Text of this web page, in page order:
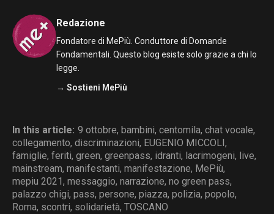
Redazione
Fondatore di MePiù. Conduttore di Domande
Fondamentali. Questo blog esiste solo grazie a chi lo
legge.
→ Sostieni MePiù
In this article: 9 ottobre, bambini, centomila, chat vocale,
collegamento, discriminazioni, EUGENIO MICCOLI,
famiglie, feriti, green, greenpass, idranti, lacrimogeni, live,
mainstream, manifestanti, manifestazione, MePiù,
mepiu 2021, messaggio, narrazione, no green pass,
palazzo chigi, pass, persone, piazza, polizia, popolo,
Roma, scontri, solidarietà, TOSCANO